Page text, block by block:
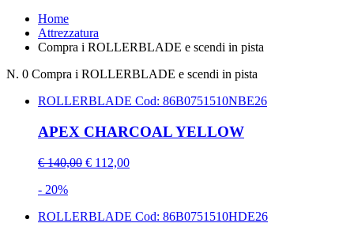
Home
Attrezzatura
Compra i ROLLERBLADE e scendi in pista
N. 0 Compra i ROLLERBLADE e scendi in pista
ROLLERBLADE Cod: 86B0751510NBE26
APEX CHARCOAL YELLOW
€ 140,00 € 112,00
- 20%
ROLLERBLADE Cod: 86B0751510HDE26